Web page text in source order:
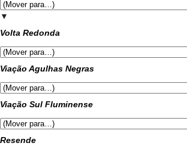
▼
Volta Redonda
Viação Agulhas Negras
Viação Sul Fluminense
Resende